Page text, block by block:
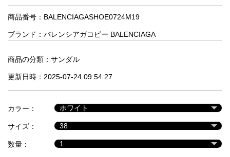
人
気
商
セ
ル
品
商品番号：BALENCIAGASHOE0724M19
ブランド： バレンシアガコピー BALENCIAGA
商品の分類： サンダル
更新日時：2025-07-24 09:54:27
カラー：
サイズ：
数量：